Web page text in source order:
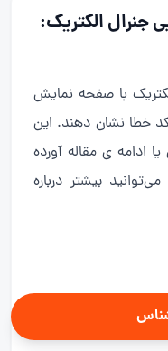
جنرال الکتریک:
با صفحه نمایش
خطا نشان دهند. این
ادامه ی مقاله آورده
بیشتر درباره